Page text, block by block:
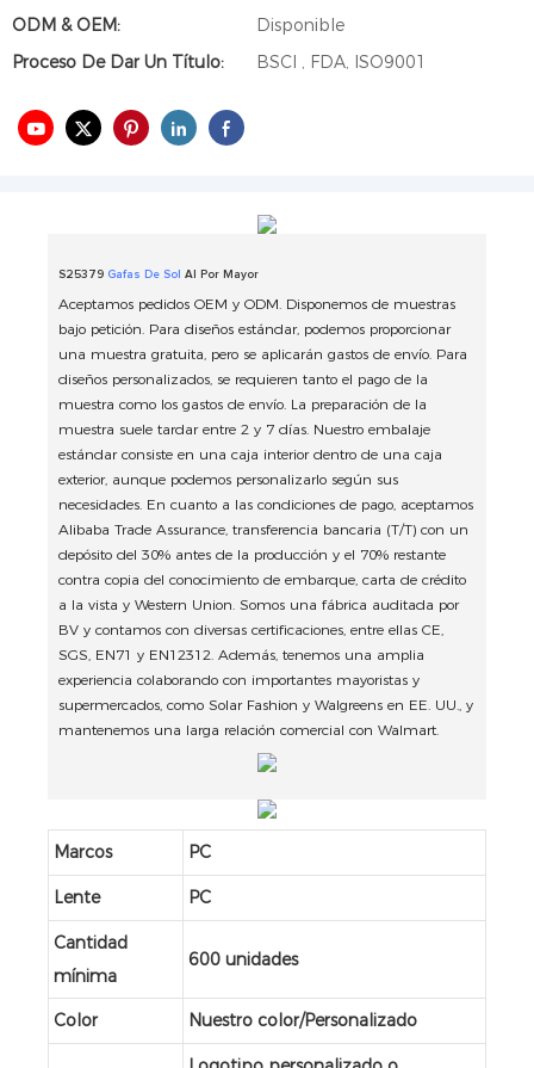
ODM & OEM:
Disponible
Proceso De Dar Un Título:
BSCI , FDA, ISO9001
S25379 Gafas De Sol Al Por Mayor
Aceptamos pedidos OEM y ODM. Disponemos de muestras
bajo petición. Para diseños estándar, podemos proporcionar
una muestra gratuita, pero se aplicarán gastos de envío. Para
diseños personalizados, se requieren tanto el pago de la
muestra como los gastos de envío. La preparación de la
muestra suele tardar entre 2 y 7 días. Nuestro embalaje
estándar consiste en una caja interior dentro de una caja
exterior, aunque podemos personalizarlo según sus
necesidades. En cuanto a las condiciones de pago, aceptamos
Alibaba Trade Assurance, transferencia bancaria (T/T) con un
depósito del 30% antes de la producción y el 70% restante
contra copia del conocimiento de embarque, carta de crédito
a la vista y Western Union. Somos una fábrica auditada por
BV y contamos con diversas certificaciones, entre ellas CE,
SGS, EN71 y EN12312. Además, tenemos una amplia
experiencia colaborando con importantes mayoristas y
supermercados, como Solar Fashion y Walgreens en EE. UU., y
mantenemos una larga relación comercial con Walmart.
Marcos PC
Lente PC
Cantidad
mínima
600 unidades
Color Nuestro color/Personalizado